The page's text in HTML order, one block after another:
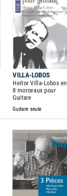
VILLA-LOBOS
Heitor Villa-Lobos en
8 morceaux pour
Guitare
Guitare seule